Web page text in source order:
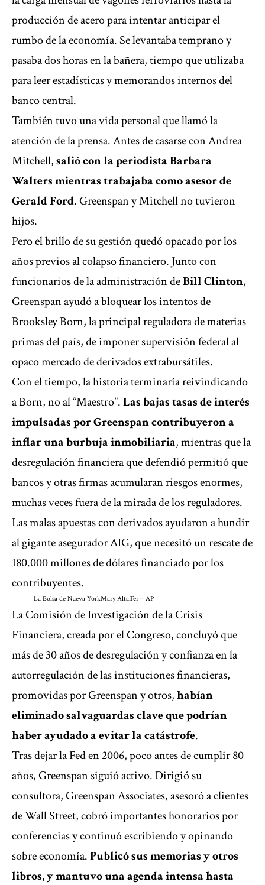
producción de acero para intentar anticipar el
rumbo de la economía. Se levantaba temprano y
pasaba dos horas en la bañera, tiempo que utilizaba
para leer estadísticas y memorandos internos del
banco central.
También tuvo una vida personal que llamó la
atención de la prensa. Antes de casarse con Andrea
Mitchell,salió con la periodista Barbara
Walters mientras trabajaba como asesor de
Gerald Ford. Greenspan y Mitchell no tuvieron
hijos.
Pero el brillo de su gestión quedó opacado por los
años previos al colapso financiero. Junto con
funcionarios de la administración deBill Clinton,
Greenspan ayudó a bloquear los intentos de
Brooksley Born, la principal reguladora de materias
primas del país, de imponer supervisión federal al
opaco mercado de derivados extrabursátiles.
Con el tiempo, la historia terminaría reivindicando
a Born, no al “Maestro”.Las bajas tasas de interés
impulsadas por Greenspan contribuyeron a
inflar una burbuja inmobiliaria, mientras que la
desregulación financiera que defendió permitió que
bancos y otras firmas acumularan riesgos enormes,
muchas veces fuera de la mirada de los reguladores.
Las malas apuestas con derivados ayudaron a hundir
al gigante asegurador AIG, que necesitó un rescate de
180.000 millones de dólares financiado por los
contribuyentes.
La Bolsa de Nueva YorkMary Altaffer – AP
La Comisión de Investigación de la Crisis
Financiera, creada por el Congreso, concluyó que
más de 30 años de desregulación y confianza en la
autorregulación de las instituciones financieras,
promovidas por Greenspan y otros,habían
eliminado salvaguardas clave que podrían
haber ayudado a evitar la catástrofe.
Tras dejar la Fed en 2006, poco antes de cumplir 80
años, Greenspan siguió activo. Dirigió su
consultora, Greenspan Associates, asesoró a clientes
de Wall Street, cobró importantes honorarios por
conferencias y continuó escribiendo y opinando
sobre economía.Publicó sus memorias y otros
libros, y mantuvo una agenda intensa hasta